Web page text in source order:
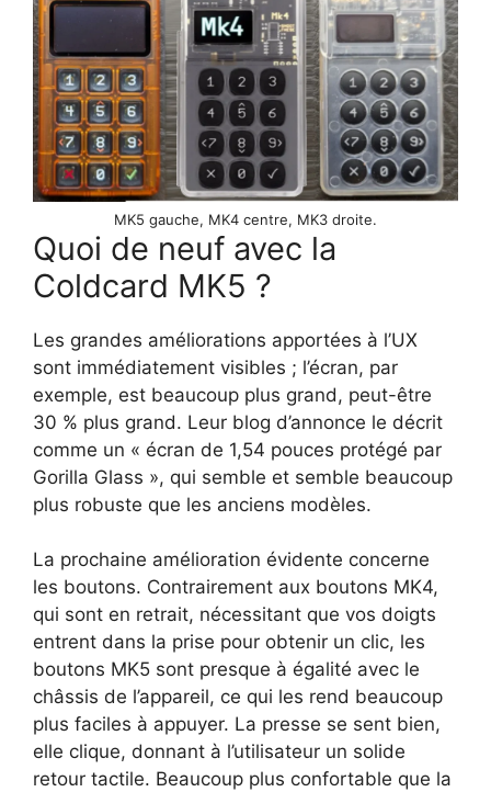
MK5 gauche, MK4 centre, MK3 droite.
Quoi de neuf avec la
Coldcard MK5 ?
Les grandes améliorations apportées à l’UX
sont immédiatement visibles ; l’écran, par
exemple, est beaucoup plus grand, peut-être
30 % plus grand. Leur blog d’annonce le décrit
comme un « écran de 1,54 pouces protégé par
Gorilla Glass », qui semble et semble beaucoup
plus robuste que les anciens modèles.
La prochaine amélioration évidente concerne
les boutons. Contrairement aux boutons MK4,
qui sont en retrait, nécessitant que vos doigts
entrent dans la prise pour obtenir un clic, les
boutons MK5 sont presque à égalité avec le
châssis de l’appareil, ce qui les rend beaucoup
plus faciles à appuyer. La presse se sent bien,
elle clique, donnant à l’utilisateur un solide
retour tactile. Beaucoup plus confortable que la